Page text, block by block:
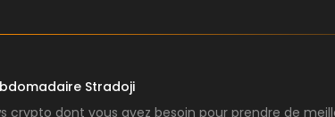
Stradoji
crypto dont vous avez besoin pour prendre de